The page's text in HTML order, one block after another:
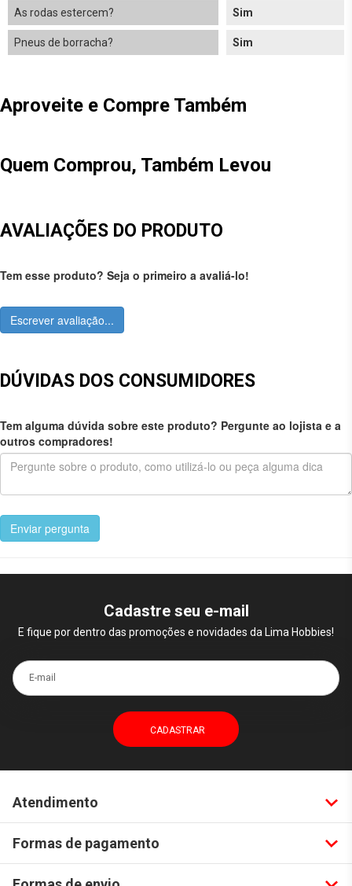
As rodas estercem? Sim
Pneus de borracha? Sim
Aproveite e Compre Também
Quem Comprou, Também Levou
AVALIAÇÕES DO PRODUTO
Tem esse produto? Seja o primeiro a avaliá-lo!
Escrever avaliação...
DÚVIDAS DOS CONSUMIDORES
Tem alguma dúvida sobre este produto? Pergunte ao lojista e a
outros compradores!
Enviar pergunta
Cadastre seu e-mail
E fique por dentro das promoções e novidades da Lima Hobbies!
E-mail
Atendimento
Formas de pagamento